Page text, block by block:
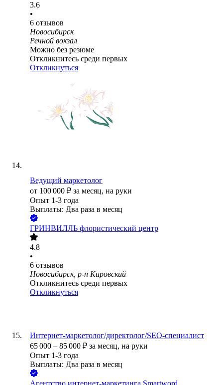
3.6
•
6 отзывов
Новосибирск
Речной вокзал
Можно без резюме
Откликнитесь среди первых
Откликнуться
Ведущий маркетолог
от 100 000 ₽ за месяц, на руки
Опыт 1-3 года
Выплаты: Два раза в месяц
ГРИНВИЛЛЬ флористический центр
4.8
•
6 отзывов
Новосибирск, р-н Кировский
Откликнитесь среди первых
Откликнуться
Интернет-маркетолог/директолог/SEO-специалист
65 000 – 85 000 ₽ за месяц, на руки
Опыт 1-3 года
Выплаты: Два раза в месяц